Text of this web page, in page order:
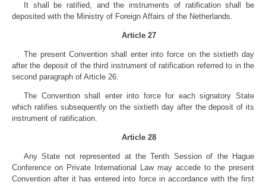
It shall be ratified, and the instruments of ratification shall be
deposited with the Ministry of Foreign Affairs of the Netherlands.
Article 27
The present Convention shall enter into force on the sixtieth day
after the deposit of the third instrument of ratification referred to in the
second paragraph of Article 26.
The Convention shall enter into force for each signatory State
which ratifies subsequently on the sixtieth day after the deposit of its
instrument of ratification.
Article 28
Any State not represented at the Tenth Session of the Hague
Conference on Private International Law may accede to the present
Convention after it has entered into force in accordance with the first